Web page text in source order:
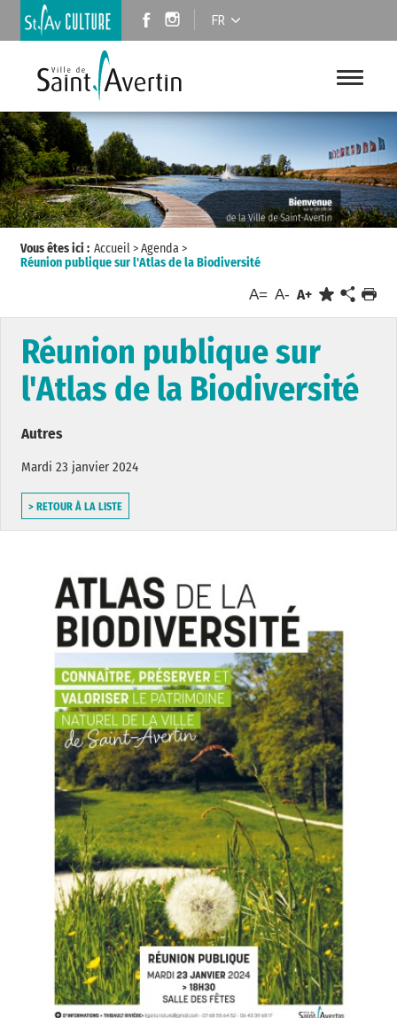
FR
Vous êtes ici : Accueil>Agenda>
Réunion publique sur l'Atlas de la Biodiversité
A= A- A+
Réunion publique sur
l'Atlas de la Biodiversité
Autres
Mardi 23 janvier 2024
> RETOUR À LA LISTE